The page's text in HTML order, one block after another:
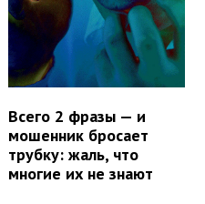
Всего 2 фразы — и
мошенник бросает
трубку: жаль, что
многие их не знают